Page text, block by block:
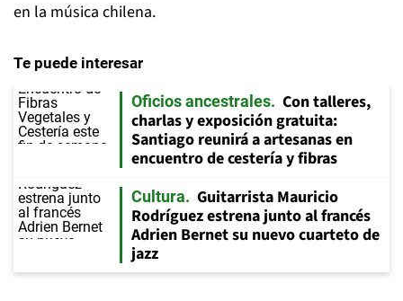
en la música chilena.
Te puede interesar
Oficios ancestrales
Con talleres,
charlas y exposición gratuita:
Santiago reunirá a artesanas en
encuentro de cestería y fibras
Cultura
Guitarrista Mauricio
Rodríguez estrena junto al francés
Adrien Bernet su nuevo cuarteto de
jazz